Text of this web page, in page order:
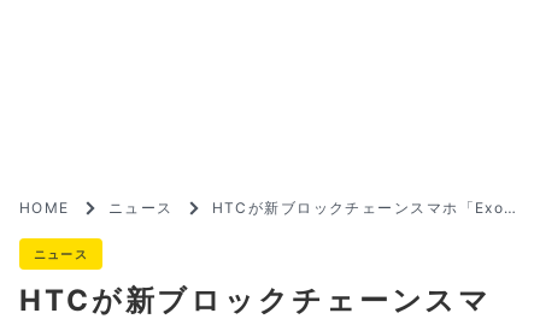
HOME ニュース
HTCが新ブロックチェーンスマホ「Exod
ニュース
HTCが新ブロックチェーンスマ